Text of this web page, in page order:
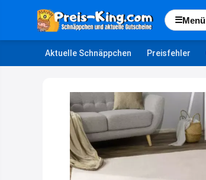
☰Menü
Aktuelle Schnäppchen Preisfehler